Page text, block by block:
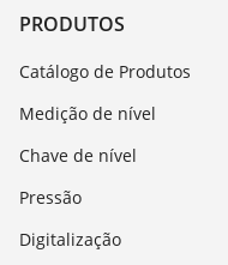
PRODUTOS
Catálogo de Produtos
Medição de nível
Chave de nível
Pressão
Digitalização